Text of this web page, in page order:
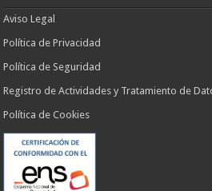
Aviso Legal
Política de Privacidad
Política de Seguridad
Registro de Actividades y Tratamiento de
Política de Cookies